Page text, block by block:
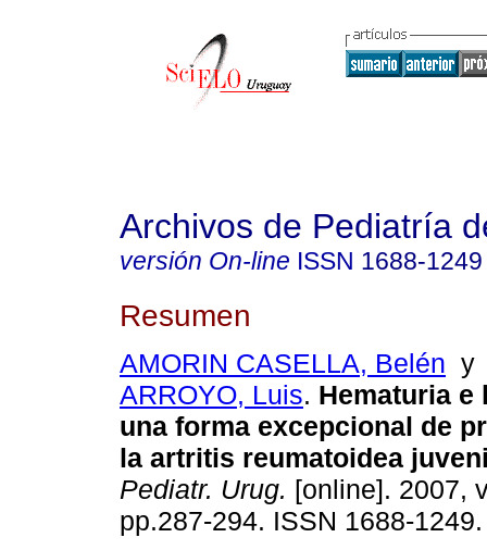
Archivos de Pediatría
versión On-line ISSN 1688-1249
Resumen
AMORIN CASELLA, Belén
ARROYO, Luis. Hematuria
una forma excepcional de
la artritis reumatoidea
Pediatr. Urug. [online]. 2007,
pp.287-294. ISSN 1688-1249.